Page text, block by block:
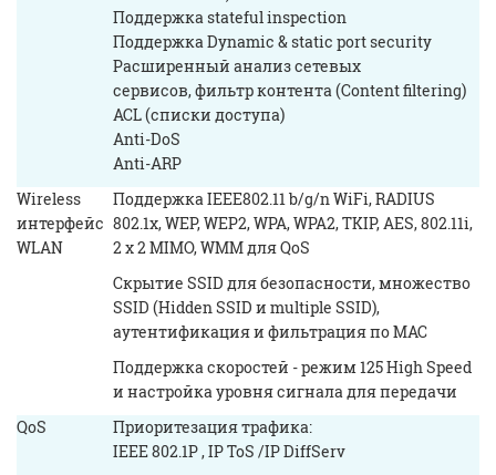
Поддержка stateful inspection
Поддержка Dynamic & static port security
Расширенный анализ сетевых
сервисов, фильтр контента (Content filtering)
ACL (списки доступа)
Anti-DoS
Anti-ARP
Wireless
интерфейс
WLAN
Поддержка IEEE802.11 b/g/n WiFi, RADIUS
802.1x, WEP, WEP2, WPA, WPA2, TKIP, AES, 802.11i,
2 x 2 MIMO, WMM для QoS
Скрытие SSID для безопасности, множество
SSID (Hidden SSID и multiple SSID),
аутентификация и фильтрация по MAC
Поддержка скоростей - режим 125 High Speed
и настройка уровня сигнала для передачи
QoS
Приоритезация трафика:
IEEE 802.1P , IP ToS /IP DiffServ